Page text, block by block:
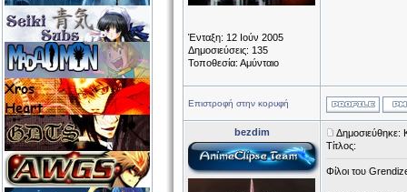
Ένταξη: 12 Ιούν 2005
Δημοσιεύσεις: 135
Τοποθεσία: Αμύνταιο
Επιστροφή στην κορυφή
bezdim
Δημοσιεύθηκε:
Τίτλος:
Φίλοι του